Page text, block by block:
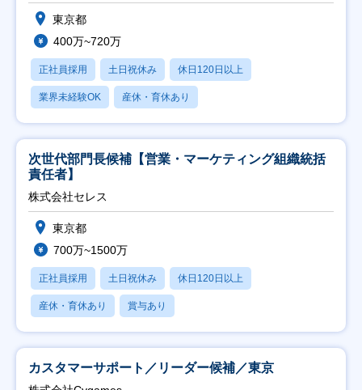
東京都
400万~720万
正社員採用 土日祝休み 休日120日以上
業界未経験OK 産休・育休あり
次世代部門長候補【営業・マーケティング組織統括
責任者】
株式会社セレス
東京都
700万~1500万
正社員採用 土日祝休み 休日120日以上
産休・育休あり 賞与あり
カスタマーサポート／リーダー候補／東京